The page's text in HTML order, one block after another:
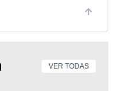
VER TODAS